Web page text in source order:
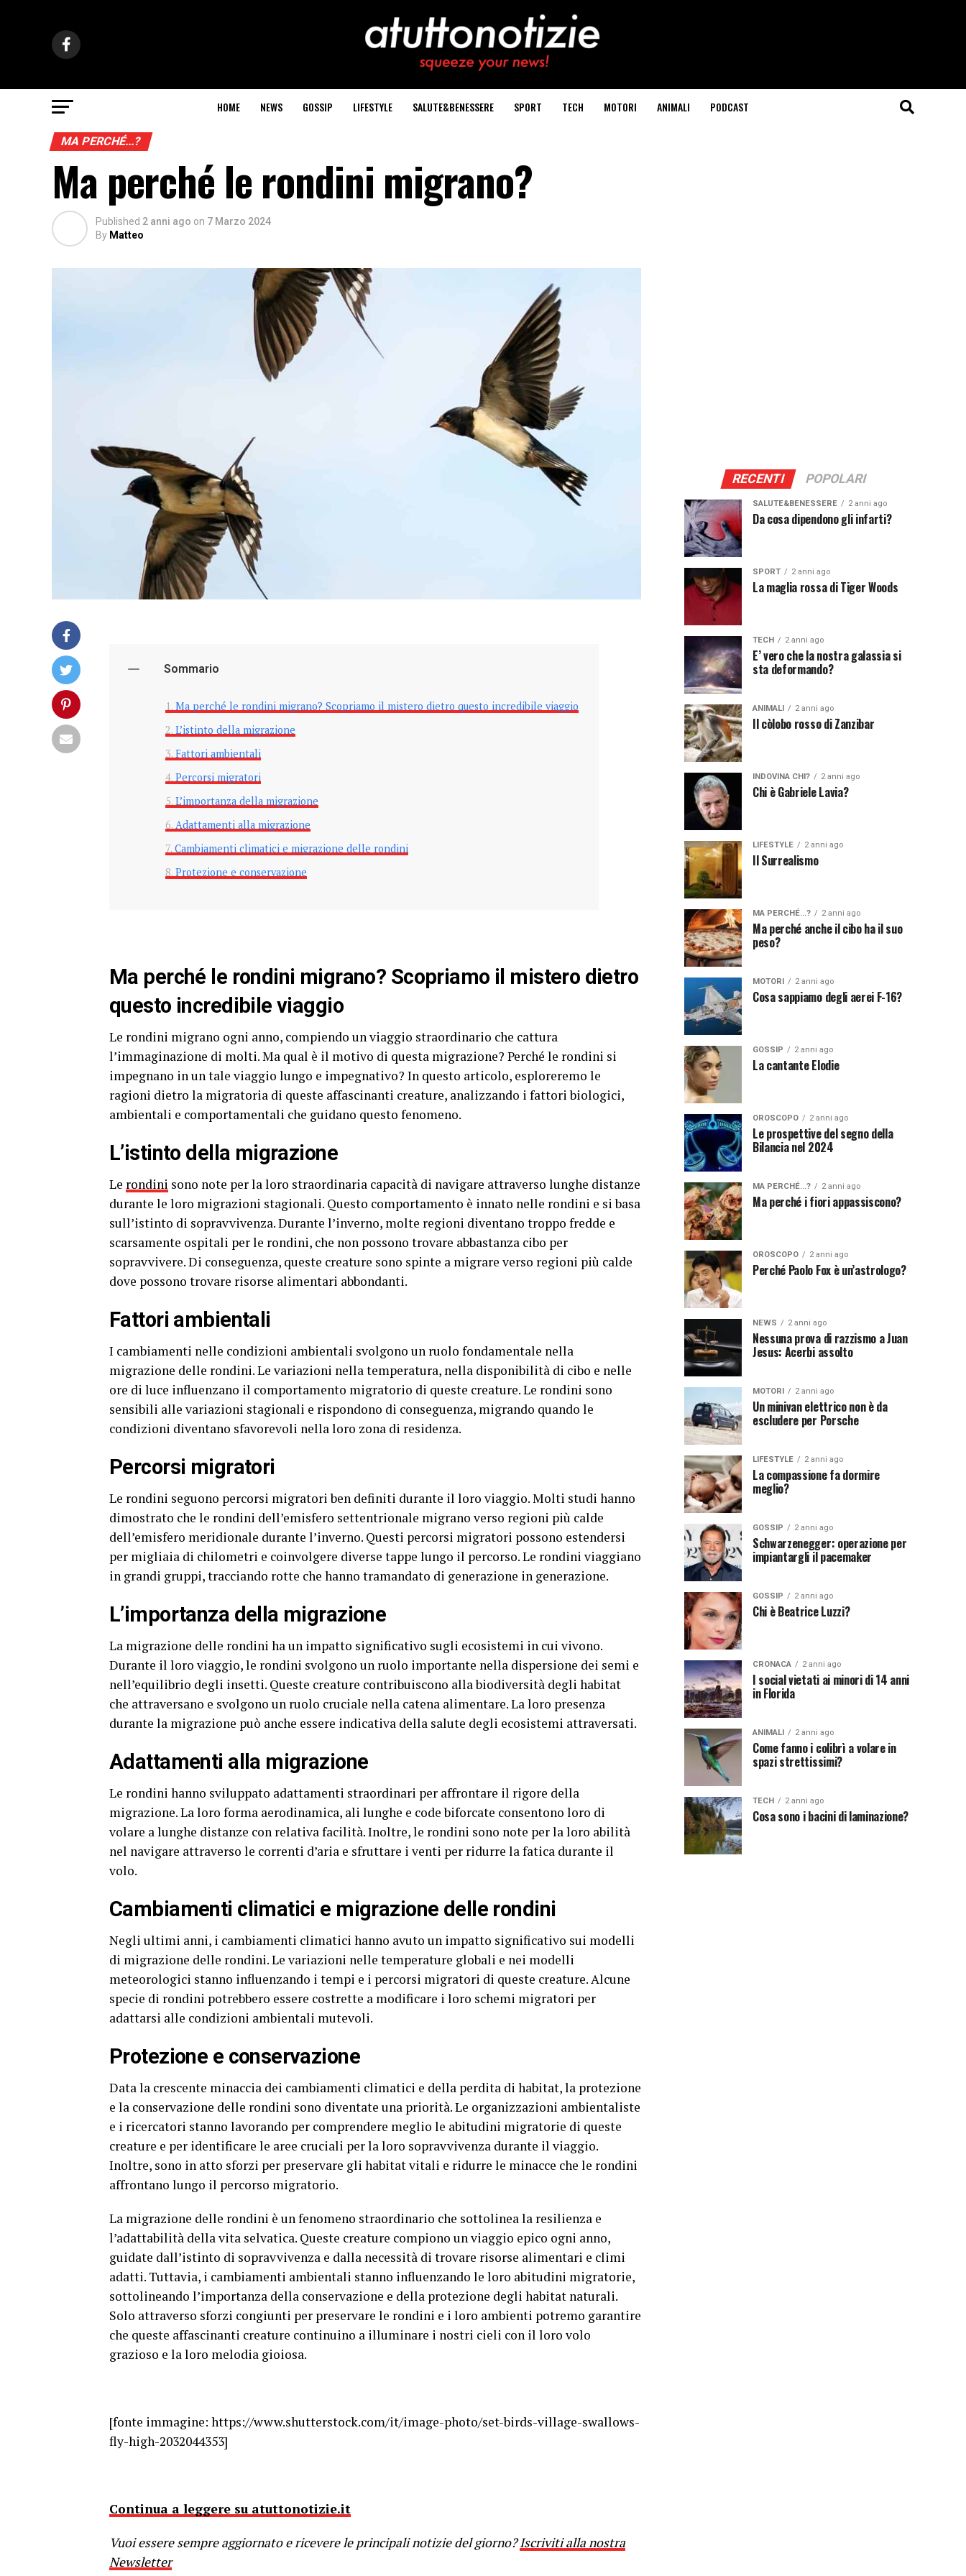
HOME NEWS GOSSIP LIFESTYLE SALUTE&BENESSERE SPORT TECH MOTORI ANIMALI PODCAST
MA PERCHÉ...?
Ma perché le rondini migrano?
Published 2 anni ago on 7 Marzo 2024
By Matteo
Sommario
Ma perché le rondini migrano? Scopriamo il mistero dietro questo incredibile viaggio
L’istinto della migrazione
Fattori ambientali
Percorsi migratori
L’importanza della migrazione
Adattamenti alla migrazione
Cambiamenti climatici e migrazione delle rondini
Protezione e conservazione
Ma perché le rondini migrano? Scopriamo il mistero dietro
questo incredibile viaggio
Le rondini migrano ogni anno, compiendo un viaggio straordinario che cattura
l’immaginazione di molti. Ma qual è il motivo di questa migrazione? Perché le rondini si
impegnano in un tale viaggio lungo e impegnativo? In questo articolo, esploreremo le
ragioni dietro la migratoria di queste affascinanti creature, analizzando i fattori biologici,
ambientali e comportamentali che guidano questo fenomeno.
L’istinto della migrazione
Le rondini sono note per la loro straordinaria capacità di navigare attraverso lunghe distanze
durante le loro migrazioni stagionali. Questo comportamento è innato nelle rondini e si basa
sull’istinto di sopravvivenza. Durante l’inverno, molte regioni diventano troppo fredde e
scarsamente ospitali per le rondini, che non possono trovare abbastanza cibo per
sopravvivere. Di conseguenza, queste creature sono spinte a migrare verso regioni più calde
dove possono trovare risorse alimentari abbondanti.
Fattori ambientali
I cambiamenti nelle condizioni ambientali svolgono un ruolo fondamentale nella
migrazione delle rondini. Le variazioni nella temperatura, nella disponibilità di cibo e nelle
ore di luce influenzano il comportamento migratorio di queste creature. Le rondini sono
sensibili alle variazioni stagionali e rispondono di conseguenza, migrando quando le
condizioni diventano sfavorevoli nella loro zona di residenza.
Percorsi migratori
Le rondini seguono percorsi migratori ben definiti durante il loro viaggio. Molti studi hanno
dimostrato che le rondini dell’emisfero settentrionale migrano verso regioni più calde
dell’emisfero meridionale durante l’inverno. Questi percorsi migratori possono estendersi
per migliaia di chilometri e coinvolgere diverse tappe lungo il percorso. Le rondini viaggiano
in grandi gruppi, tracciando rotte che hanno tramandato di generazione in generazione.
L’importanza della migrazione
La migrazione delle rondini ha un impatto significativo sugli ecosistemi in cui vivono.
Durante il loro viaggio, le rondini svolgono un ruolo importante nella dispersione dei semi e
nell’equilibrio degli insetti. Queste creature contribuiscono alla biodiversità degli habitat
che attraversano e svolgono un ruolo cruciale nella catena alimentare. La loro presenza
durante la migrazione può anche essere indicativa della salute degli ecosistemi attraversati.
Adattamenti alla migrazione
Le rondini hanno sviluppato adattamenti straordinari per affrontare il rigore della
migrazione. La loro forma aerodinamica, ali lunghe e code biforcate consentono loro di
volare a lunghe distanze con relativa facilità. Inoltre, le rondini sono note per la loro abilità
nel navigare attraverso le correnti d’aria e sfruttare i venti per ridurre la fatica durante il
volo.
Cambiamenti climatici e migrazione delle rondini
Negli ultimi anni, i cambiamenti climatici hanno avuto un impatto significativo sui modelli
di migrazione delle rondini. Le variazioni nelle temperature globali e nei modelli
meteorologici stanno influenzando i tempi e i percorsi migratori di queste creature. Alcune
specie di rondini potrebbero essere costrette a modificare i loro schemi migratori per
adattarsi alle condizioni ambientali mutevoli.
Protezione e conservazione
Data la crescente minaccia dei cambiamenti climatici e della perdita di habitat, la protezione
e la conservazione delle rondini sono diventate una priorità. Le organizzazioni ambientaliste
e i ricercatori stanno lavorando per comprendere meglio le abitudini migratorie di queste
creature e per identificare le aree cruciali per la loro sopravvivenza durante il viaggio.
Inoltre, sono in atto sforzi per preservare gli habitat vitali e ridurre le minacce che le rondini
affrontano lungo il percorso migratorio.
La migrazione delle rondini è un fenomeno straordinario che sottolinea la resilienza e
l’adattabilità della vita selvatica. Queste creature compiono un viaggio epico ogni anno,
guidate dall’istinto di sopravvivenza e dalla necessità di trovare risorse alimentari e climi
adatti. Tuttavia, i cambiamenti ambientali stanno influenzando le loro abitudini migratorie,
sottolineando l’importanza della conservazione e della protezione degli habitat naturali.
Solo attraverso sforzi congiunti per preservare le rondini e i loro ambienti potremo garantire
che queste affascinanti creature continuino a illuminare i nostri cieli con il loro volo
grazioso e la loro melodia gioiosa.
[fonte immagine: https://www.shutterstock.com/it/image-photo/set-birds-village-swallows-
fly-high-2032044353]
Continua a leggere su atuttonotizie.it
Vuoi essere sempre aggiornato e ricevere le principali notizie del giorno?Iscriviti alla nostra
Newsletter
RECENTI POPOLARI
SALUTE&BENESSERE 2 anni ago
Da cosa dipendono gli infarti?
SPORT 2 anni ago
La maglia rossa di Tiger Woods
TECH 2 anni ago
E’ vero che la nostra galassia si
sta deformando?
ANIMALI 2 anni ago
Il còlobo rosso di Zanzibar
INDOVINA CHI? 2 anni ago
Chi è Gabriele Lavia?
LIFESTYLE 2 anni ago
Il Surrealismo
MA PERCHÉ...? 2 anni ago
Ma perché anche il cibo ha il suo
peso?
MOTORI 2 anni ago
Cosa sappiamo degli aerei F-16?
GOSSIP 2 anni ago
La cantante Elodie
OROSCOPO 2 anni ago
Le prospettive del segno della
Bilancia nel 2024
MA PERCHÉ...? 2 anni ago
Ma perché i fiori appassiscono?
OROSCOPO 2 anni ago
Perché Paolo Fox è un’astrologo?
NEWS 2 anni ago
Nessuna prova di razzismo a Juan
Jesus: Acerbi assolto
MOTORI 2 anni ago
Un minivan elettrico non è da
escludere per Porsche
LIFESTYLE 2 anni ago
La compassione fa dormire
meglio?
GOSSIP 2 anni ago
Schwarzenegger: operazione per
impiantargli il pacemaker
GOSSIP 2 anni ago
Chi è Beatrice Luzzi?
CRONACA 2 anni ago
I social vietati ai minori di 14 anni
in Florida
ANIMALI 2 anni ago
Come fanno i colibrì a volare in
spazi strettissimi?
TECH 2 anni ago
Cosa sono i bacini di laminazione?